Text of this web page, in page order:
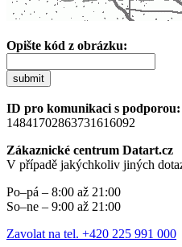
Opište kód z obrázku:
submit
ID pro komunikaci s podporou:
14841702863731616092
Zákaznické centrum Datart.cz
V případě jakýchkoliv jiných
Po–pá – 8:00 až 21:00
So–ne – 9:00 až 21:00
Zavolat na tel. +420 225 991 000